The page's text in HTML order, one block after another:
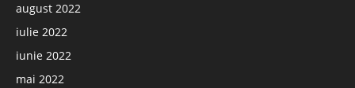
august 2022
iulie 2022
iunie 2022
mai 2022